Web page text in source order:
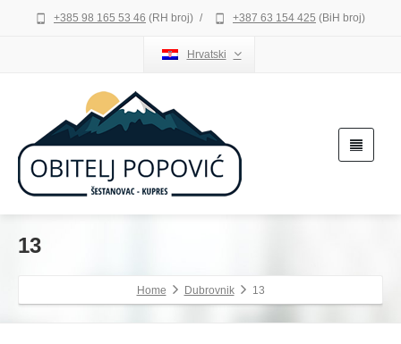
+385 98 165 53 46 (RH broj) / +387 63 154 425 (BiH broj)
Hrvatski
13
Home Dubrovnik 13